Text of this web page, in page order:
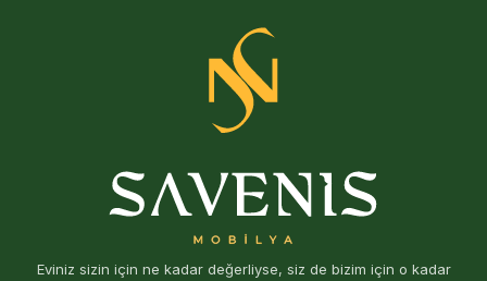
Eviniz sizin için ne kadar değerliyse, siz de bizim için o kadar